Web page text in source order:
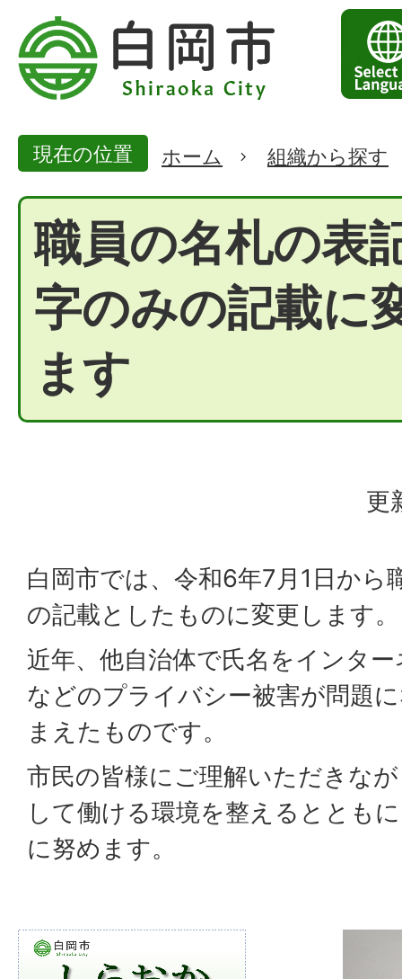
現在の位置 ホーム 組織から探す
職員の名札の表
字のみの記載に
ます
更
白岡市では、令和6年7月1日から
の記載としたものに変更します。
近年、他自治体で氏名をインタ
などのプライバシー被害が問題
まえたものです。
市民の皆様にご理解いただきな
して働ける環境を整えるととも
に努めます。